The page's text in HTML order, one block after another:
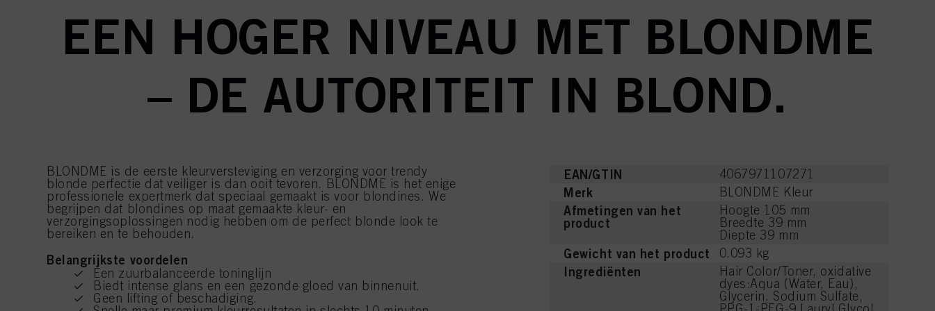
EEN HOGER NIVEAU MET BLONDME
– DE AUTORITEIT IN BLOND.
BLONDME is de eerste kleurversteviging en verzorging voor trendy
blonde perfectie dat veiliger is dan ooit tevoren. BLONDME is het enige
professionele expertmerk dat speciaal gemaakt is voor blondines. We
begrijpen dat blondines op maat gemaakte kleur- en
verzorgingsoplossingen nodig hebben om de perfect blonde look te
bereiken en te behouden.
Belangrijkste voordelen
Een zuurbalanceerde toninglijn
Biedt intense glans en een gezonde gloed van binnenuit.
Geen lifting of beschadiging.
EAN/GTIN 4067971107271
Merk BLONDME Kleur
Afmetingen van het
product
Hoogte 105 mm
Breedte 39 mm
Diepte 39 mm
Gewicht van het product 0.093 kg
Ingrediënten
Hair Color/Toner, oxidative
dyes:Aqua (Water, Eau),
Glycerin, Sodium Sulfate,